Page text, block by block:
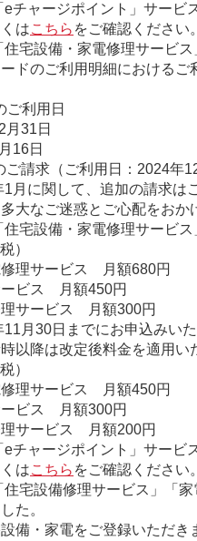
eチャージポイント」サービ
はこちら をご確認ください。
住宅設備・家電修理サービ
ドのご利用明細における
ご利用日
月31日
16日
ご請求（ご利用日：2024年
1月に関して、追加の請求は
大なご迷惑とご心配をおか
住宅設備・家電修理サービ
）
修理サービス 月額680円
ービス 月額450円
理サービス 月額300円
11月30日までにお申込みい
以降は改定後料金を適用い
）
修理サービス 月額450円
ービス 月額300円
理サービス 月額200円
eチャージポイント」サービ
はこちら をご確認ください。
住宅設備修理サービス」「
た。
備・家電をご登録いただ